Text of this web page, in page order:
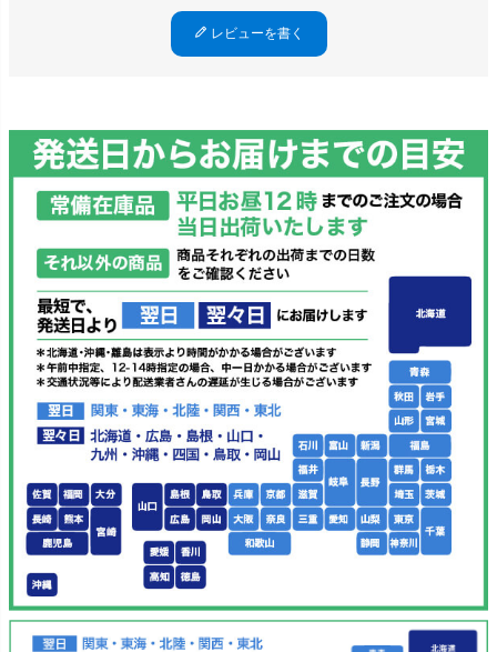
レビューを書く